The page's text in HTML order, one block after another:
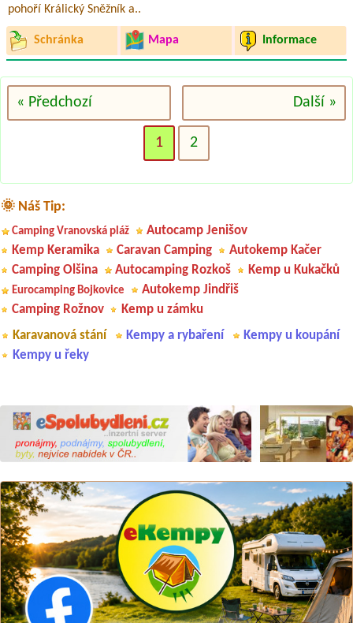
pohoří Králický Sněžník a..
Schránka Mapa Informace
« Předchozí Další »
1 2
🌞 Náš Tip:
Camping Vranovská pláž
Autocamp Jenišov
Kemp Keramika
Caravan Camping
Autokemp Kačer
Camping Olšina
Autocamping Rozkoš Kemp u Kukačků
Eurocamping Bojkovice
Autokemp Jindřiš
Camping Rožnov
Kemp u zámku
Karavanová stání
Kempy a rybaření
Kempy u koupání
Kempy u řeky